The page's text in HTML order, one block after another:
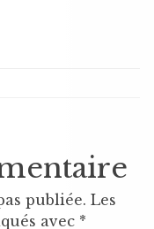
publiée. Les
avec *